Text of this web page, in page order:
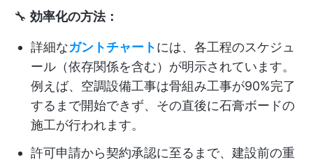
🔧 効率化の方法：
詳細なガントチャートには、各工程のスケジュ
ール（依存関係を含む）が明示されています。
例えば、空調設備工事は骨組み工事が90%完了
するまで開始できず、その直後に石膏ボードの
施工が行われます。
許可申請から契約承認に至るまで、建設前の重